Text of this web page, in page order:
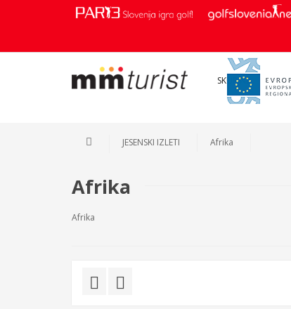
SKUPINE
JESENSKI IZLETI Afrika
Afrika
Afrika